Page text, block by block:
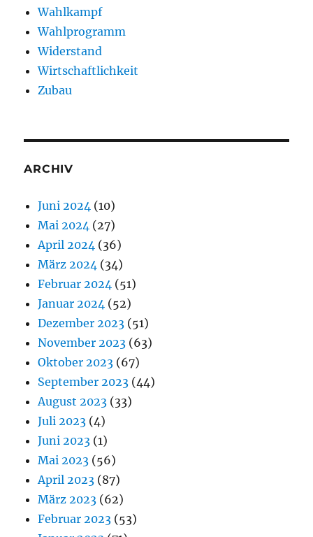
Wahlkampf
Wahlprogramm
Widerstand
Wirtschaftlichkeit
Zubau
ARCHIV
Juni 2024 (10)
Mai 2024 (27)
April 2024 (36)
März 2024 (34)
Februar 2024 (51)
Januar 2024 (52)
Dezember 2023 (51)
November 2023 (63)
Oktober 2023 (67)
September 2023 (44)
August 2023 (33)
Juli 2023 (4)
Juni 2023 (1)
Mai 2023 (56)
April 2023 (87)
März 2023 (62)
Februar 2023 (53)